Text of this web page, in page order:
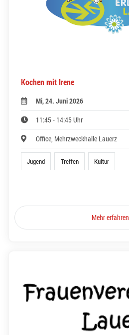
Kochen mit Irene
Mi, 24. Juni 2026
11:45 - 14:45 Uhr
Office, Mehrzweckhalle Lauerz
Jugend Treffen Kultur
Mehr erfahren